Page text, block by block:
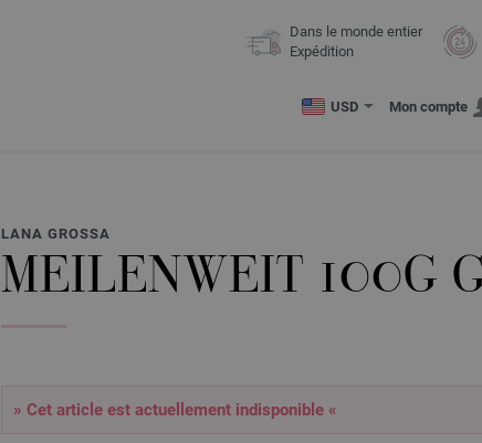
Dans le monde entier
Expédition
USD Mon compte
LANA GROSSA
MEILENWEIT 100G
» Cet article est actuellement indisponible «